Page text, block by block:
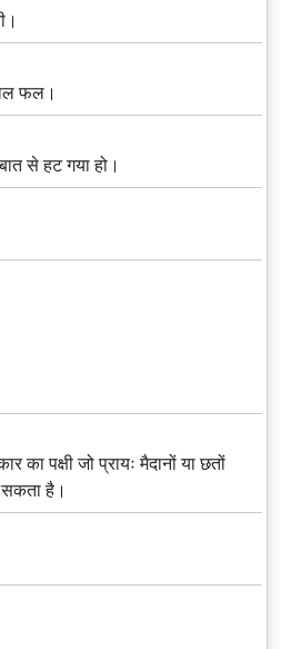
फल।
से हट गया हो।
पक्षी जो प्रायः मैदानों या छतों
है।